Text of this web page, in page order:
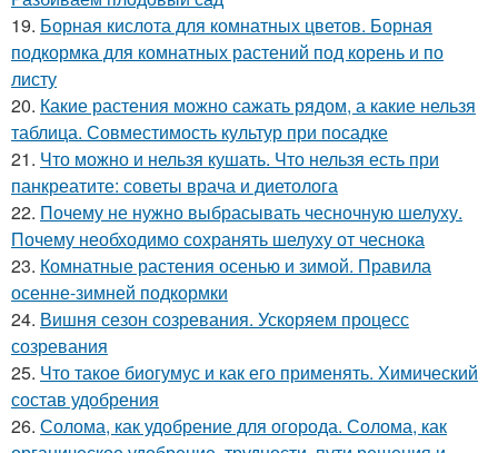
19. Борная кислота для комнатных цветов. Борная
подкормка для комнатных растений под корень и по
листу
20. Какие растения можно сажать рядом, а какие нельзя
таблица. Совместимость культур при посадке
21. Что можно и нельзя кушать. Что нельзя есть при
панкреатите: советы врача и диетолога
22. Почему не нужно выбрасывать чесночную шелуху.
Почему необходимо сохранять шелуху от чеснока
23. Комнатные растения осенью и зимой. Правила
осенне-зимней подкормки
24. Вишня сезон созревания. Ускоряем процесс
созревания
25. Что такое биогумус и как его применять. Химический
состав удобрения
26. Солома, как удобрение для огорода. Солома, как